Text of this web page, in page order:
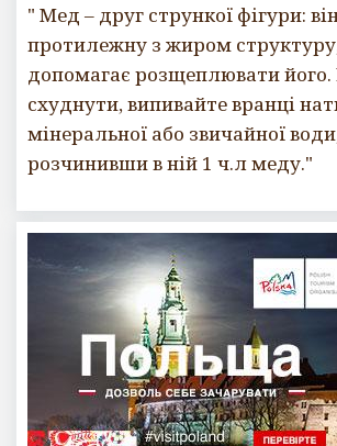
" Мед – друг стрункої фігури:
протилежну з жиром
допомагає розщеплювати
схуднути, випивайте вранці
мінеральної або звичайної
розчинивши в ній 1 ч.л меду."